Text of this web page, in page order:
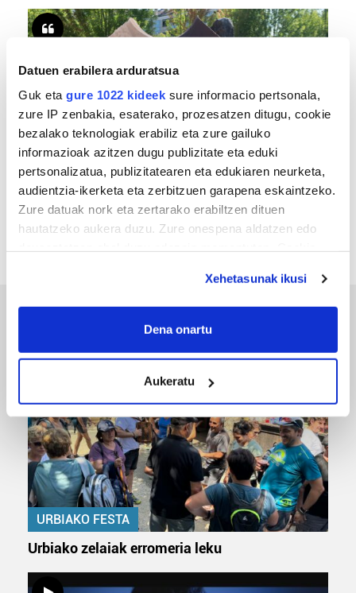
Datuen erabilera arduratsua
Guk eta gure 1022 kideek sure informacio pertsonala,
zure IP zenbakia, esaterako, prozesatzen ditugu, cookie
bezalako teknologiak erabiliz eta zure gailuko
informazioak azitzen dugu publizitate eta eduki
pertsonalizatua, publizitatearen eta edukiaren neurketa,
audientzia-ikerketa eta zerbitzuen garapena eskaintzeko.
Zure datuak nork eta zertarako erabiltzen dituen
hautatzeko aukera duzu. Zure onespena aldatzen edo
If you allow, we would also like to:
Collect information about your geographical
Identify your device by actively scanning it for
specific characteristics (fingerprinting)
Find out more about how your personal data is processed
and set your preferences in thedetails section.
Guk eta gure bazkideek zure datu pertsonalak
prozesatzen ditugu, zure IP zenbakia, besteak beste,
teknologia erabiliz, cookieak adibidez, iragarki eta eduki
pertsonalizatuak eskaintzeko, iragarkiak eta edukia
Xehetasunak ikusi
Dena onartu
Aukeratu
MEMORIA HISTORIKOA
«Gai tabua izan da etxe gehienetan, jendeak
azkeneko momentuan hitz egin du»
ERREPORTAJEAK
URBIAKO FESTA
Urbiako zelaiak erromeria leku